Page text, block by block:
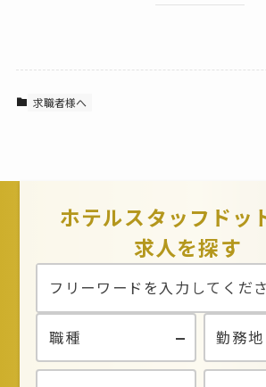
求職者様へ
ホテルスタッフドッ
求人を探す